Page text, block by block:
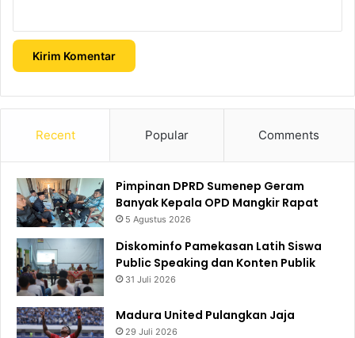
Recent Popular Comments
Pimpinan DPRD Sumenep Geram
Banyak Kepala OPD Mangkir Rapat
5 Agustus 2026
Diskominfo Pamekasan Latih Siswa
Public Speaking dan Konten Publik
31 Juli 2026
Madura United Pulangkan Jaja
29 Juli 2026